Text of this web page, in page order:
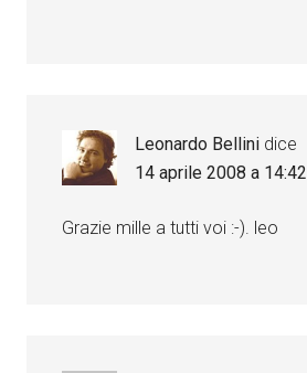
Leonardo Bellini dice
14 aprile 2008 a 14:42
Grazie mille a tutti voi :-). leo